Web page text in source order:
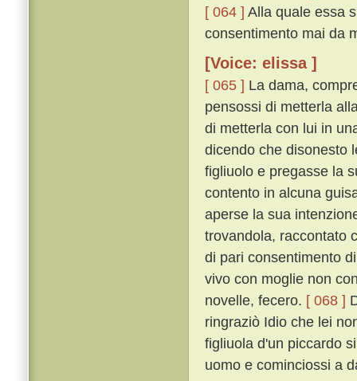
[ 064 ] Alla quale essa
consentimento mai da
[Voice: elissa ]
[ 065 ] La dama,
pensossi di metterla
di metterla con lui in
dicendo che disonesto
figliuolo e pregasse la
contento in alcuna
aperse la sua
trovandola, raccontato
di pari consentimento
vivo con moglie non
novelle, fecero. [ 068 ]
ringraziò Idio che lei
figliuola d'un piccardo
uomo e cominciossi a